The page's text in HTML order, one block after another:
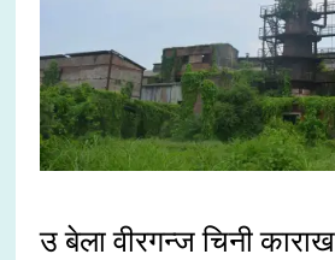
उ बेला वीरगन्ज चिनी